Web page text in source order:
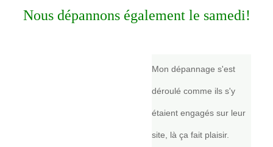
Nous dépannons également le samedi!
déroulé comme ils s'y
étaient engagés sur leur
site, là ça fait plaisir.
Dommage que mon